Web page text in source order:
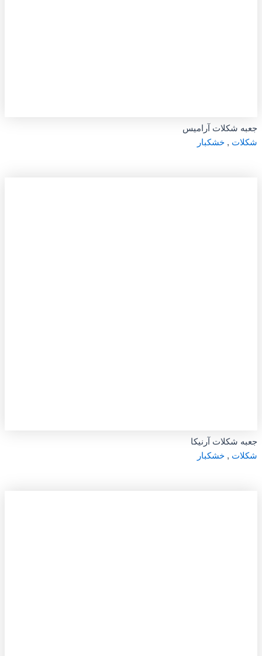
جعبه شکلات آرامیس
شکلات , خشکبار
جعبه شکلات آرنیکا
شکلات , خشکبار